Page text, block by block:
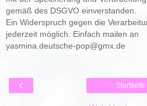
gemäß des DSGVO einverstanden.
Ein Widerspruch gegen die
jederzeit möglich. Einfach mailen an
yasmina.deutsche-pop@gmx.de
‹ Startseite